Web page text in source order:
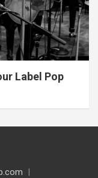
Label Pop